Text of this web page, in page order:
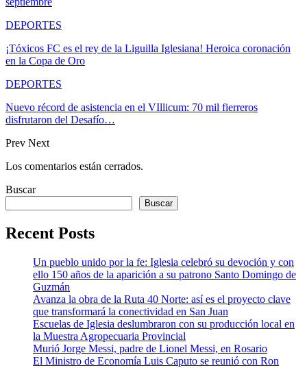
DEPORTES
¡Tóxicos FC es el rey de la Liguilla Iglesiana! Heroica coronación
en la Copa de Oro
DEPORTES
Nuevo récord de asistencia en el VIllicum: 70 mil fierreros
disfrutaron del Desafío…
Prev Next
Los comentarios están cerrados.
Buscar
Buscar
Recent Posts
Un pueblo unido por la fe: Iglesia celebró su devoción y con
ello 150 años de la aparición a su patrono Santo Domingo de
Guzmán
Avanza la obra de la Ruta 40 Norte: así es el proyecto clave
que transformará la conectividad en San Juan
Escuelas de Iglesia deslumbraron con su producción local en
la Muestra Agropecuaria Provincial
Murió Jorge Messi, padre de Lionel Messi, en Rosario
El Ministro de Economía Luis Caputo se reunió con Ron